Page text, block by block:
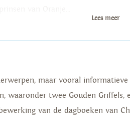
Lees meer
maar vooral
waaronder twee Gouden
van de dagboeken van